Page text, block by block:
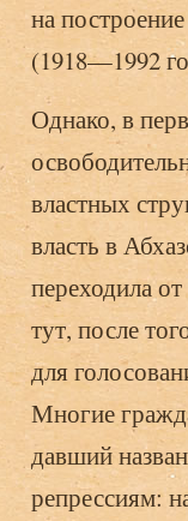
на
(1918—1992
Однако, в
властных
власть в
переходила
тут, после
для
Многие
давший
репрессиям: